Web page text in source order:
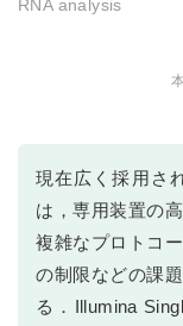
RNA analysis
現在広く採用さ
は，専用装置の
複雑なプロトコ
の制限などの課
る．Illumina